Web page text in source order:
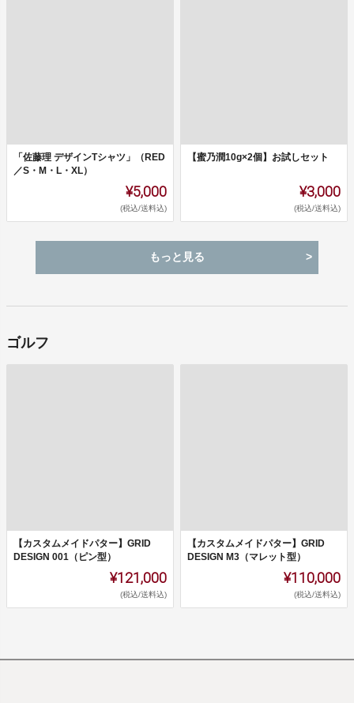
「佐藤理 デザインTシャツ」（RED
／S・M・L・XL）
¥5,000
(税込/送料込)
【蜜乃潤10g×2個】お試しセット
¥3,000
(税込/送料込)
もっと見る
ゴルフ
【カスタムメイドパター】GRID
DESIGN 001（ピン型）
¥121,000
(税込/送料込)
【カスタムメイドパター】GRID
DESIGN M3（マレット型）
¥110,000
(税込/送料込)